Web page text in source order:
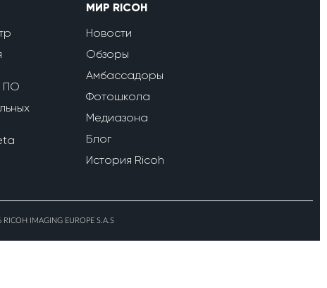
ПО
МИР RICOH
Новости
Обзоры
Амбассадоры
Фотошкола
Медиазона
Блог
История Ricoh
IMAGING EUROPE S.A.S